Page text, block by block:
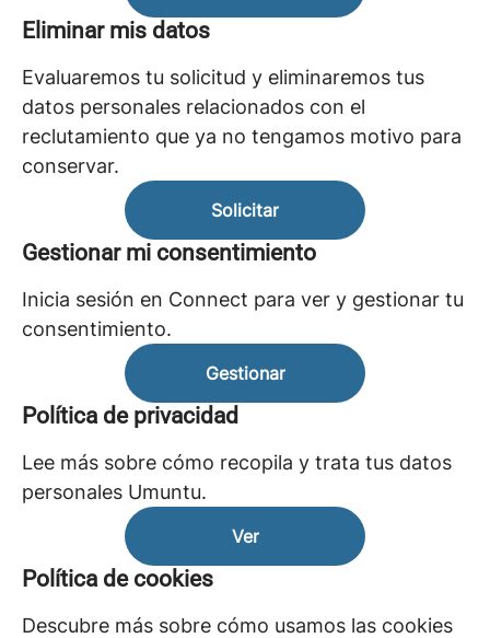
Eliminar mis datos
Evaluaremos tu solicitud y eliminaremos tus
datos personales relacionados con el
reclutamiento que ya no tengamos motivo para
conservar.
Solicitar
Gestionar mi consentimiento
Inicia sesión en Connect para ver y gestionar tu
consentimiento.
Gestionar
Política de privacidad
Lee más sobre cómo recopila y trata tus datos
personales Umuntu.
Ver
Política de cookies
Descubre más sobre cómo usamos las cookies